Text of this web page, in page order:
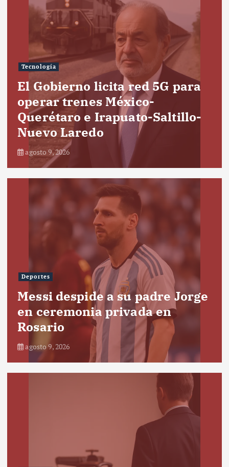
Tecnología
El Gobierno licita red 5G para
operar trenes México-
Querétaro e Irapuato-Saltillo-
Nuevo Laredo
agosto 9, 2026
Deportes
Messi despide a su padre Jorge
en ceremonia privada en
Rosario
agosto 9, 2026